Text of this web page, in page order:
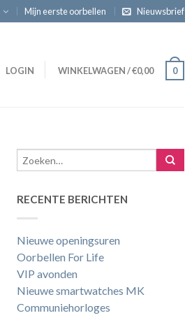
Mijn eerste oorbellen Nieuwsbrief
LOGIN WINKELWAGEN/€0,00 0
RECENTE BERICHTEN
Nieuwe openingsuren
Oorbellen For Life
VIP avonden
Nieuwe smartwatches MK
Communiehorloges